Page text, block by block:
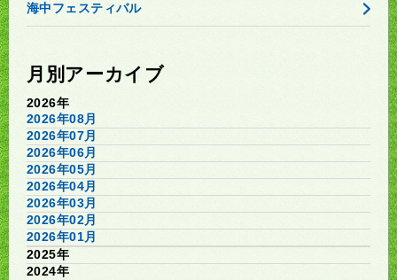
海中フェスティバル
月別アーカイブ
2026年
2026年08月
2026年07月
2026年06月
2026年05月
2026年04月
2026年03月
2026年02月
2026年01月
2025年
2024年